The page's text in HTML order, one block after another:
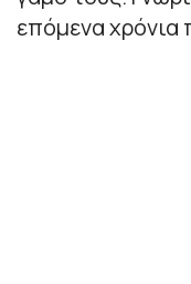
επόμενα χρόνια